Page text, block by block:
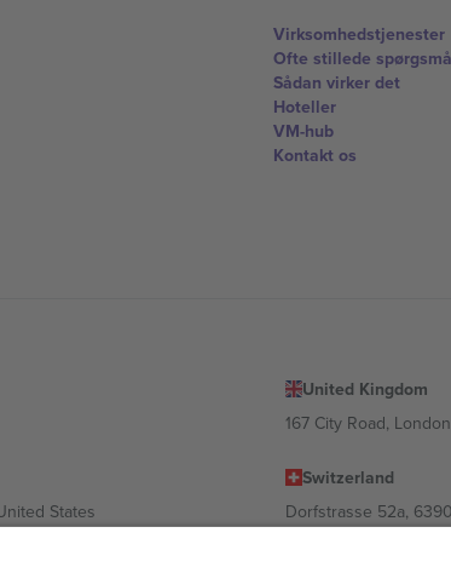
Virksomhedstjenester
Ofte stillede
Sådan virker det
Hoteller
VM-hub
Kontakt os
United Kingdom
167 City Road,
States
Switzerland
Dorfstrasse 52a,